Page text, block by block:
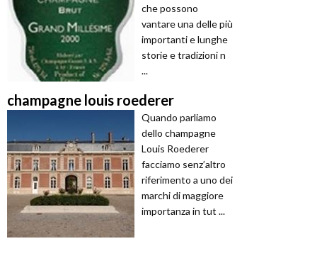
che possono
vantare una delle più
importanti e lunghe
storie e tradizioni n
...
champagne louis roederer
Quando parliamo
dello champagne
Louis Roederer
facciamo senz’altro
riferimento a uno dei
marchi di maggiore
importanza in tut ...